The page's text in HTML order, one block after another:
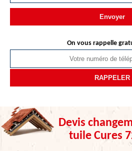
On vous rappelle
Devis
tuile Cures